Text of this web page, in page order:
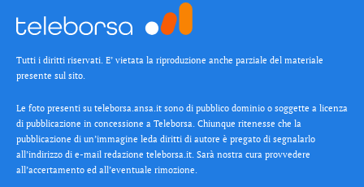
Tutti i diritti riservati. E’ vietata la riproduzione anche parziale del materiale
presente sul sito.
Le foto presenti su teleborsa.ansa.it sono di pubblico dominio o soggette a licenza
di pubblicazione in concessione a Teleborsa. Chiunque ritenesse che la
pubblicazione di un’immagine leda diritti di autore è pregato di segnalarlo
all’indirizzo di e-mail redazione teleborsa.it. Sarà nostra cura provvedere
all’accertamento ed all’eventuale rimozione.